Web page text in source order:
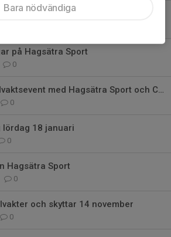
2025/2026
på Hagsätra Sport
0
Exklusivt målvaktsevent med Hagsätra Sport och CCM
0
lördag 18 januari
0
Hagsätra Sport
0
och skyttar 14 november
0
Bara nödvändiga